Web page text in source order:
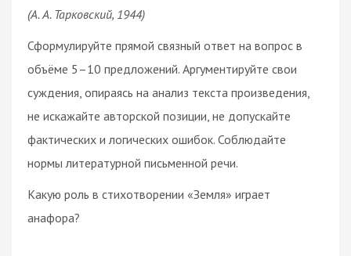
(А. А. Тарковский, 1944)
Сформулируйте прямой связный ответ на вопрос в
объёме 5–10 предложений. Аргументируйте свои
суждения, опираясь на анализ текста произведения,
не искажайте авторской позиции, не допускайте
фактических и логических ошибок. Соблюдайте
нормы литературной письменной речи.
Какую роль в стихотворении «Земля» играет
анафора?